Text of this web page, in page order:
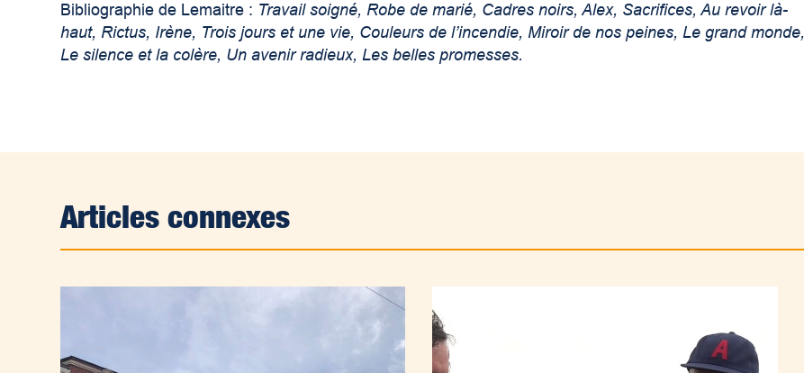
Bibliographie de Lemaitre : Travail soigné, Robe de marié, Cadres noirs, Alex, Sacrifices, Au revoir là-
haut, Rictus, Irène, Trois jours et une vie, Couleurs de l’incendie, Miroir de nos peines, Le grand monde,
Le silence et la colère, Un avenir radieux, Les belles promesses.
Articles connexes